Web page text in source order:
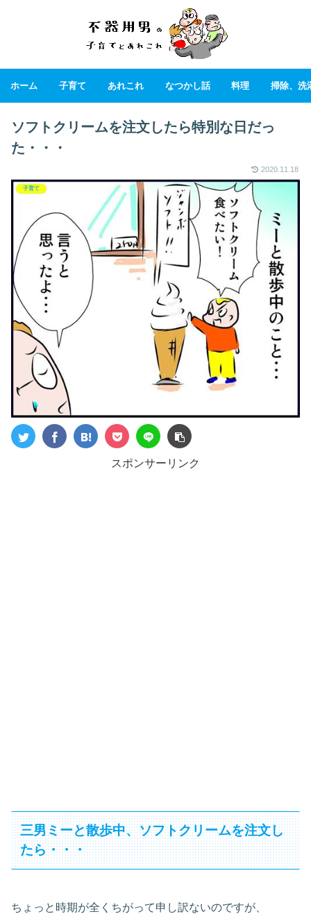
ホーム 子育て あれこれ なつかし話 料理 掃除、洗
ソフトクリームを注文したら特別な日だっ
た・・・
2020.11.18
子育て
スポンサーリンク
三男ミーと散歩中、ソフトクリームを注文し
たら・・・
ちょっと時期が全くちがって申し訳ないのですが、